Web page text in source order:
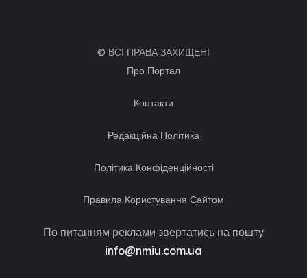
© ВСІ ПРАВА ЗАХИЩЕНІ
Про Портал
Контакти
Редакційна Політика
Політика Конфіденційності
Правила Користування Сайтом
По питанням реклами звертатись на пошту
info@nmiu.com.ua